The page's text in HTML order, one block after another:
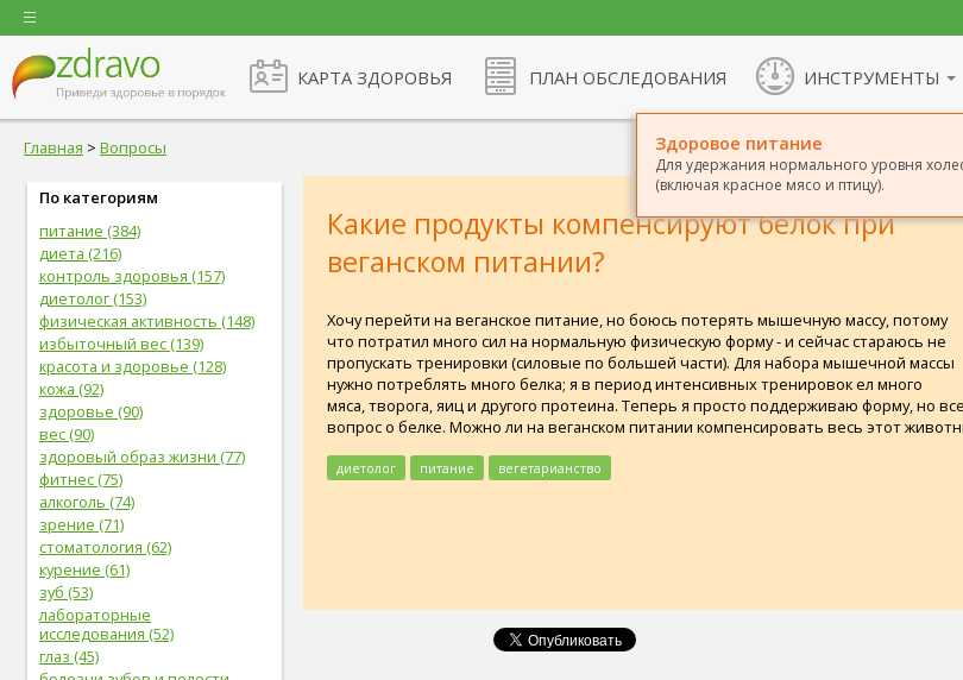
КАРТА ЗДОРОВЬЯ ПЛАН ОБСЛЕДОВАНИЯ ИНСТРУМЕНТЫ
Здоровое питание
Для удержания нормального уровня
(включая красное мясо и птицу).
Главная > Вопросы
По категориям
питание (384)
диета (216)
контроль здоровья (157)
диетолог (153)
физическая активность (148)
избыточный вес (139)
красота и здоровье (128)
кожа (92)
здоровье (90)
вес (90)
здоровый образ жизни (77)
фитнес (75)
алкоголь (74)
зрение (71)
стоматология (62)
курение (61)
зуб (53)
лабораторные
исследования (52)
глаз (45)
Какие продукты компенсируют белок при
веганском питании?
Хочу перейти на веганское питание, но боюсь потерять мышечную массу, потому
что потратил много сил на нормальную физическую форму - и сейчас стараюсь не
пропускать тренировки (силовые по большей части). Для набора мышечной массы
нужно потреблять много белка; я в период интенсивных тренировок ел много
мяса, творога, яиц и другого протеина. Теперь я просто поддерживаю форму, но
вопрос о белке. Можно ли на веганском питании компенсировать весь этот
диетолог питание вегетарианство